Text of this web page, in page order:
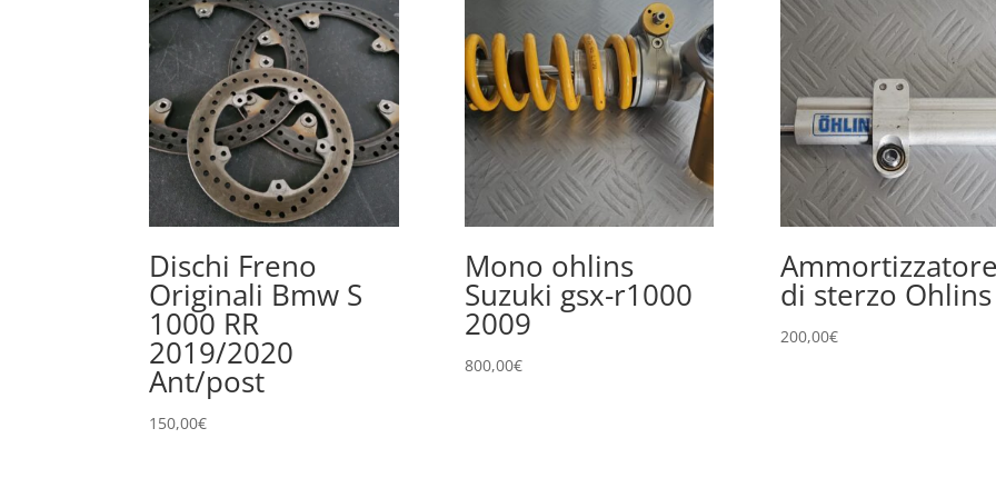
Dischi Freno
Originali Bmw S
1000 RR
2019/2020
Ant/post
150,00€
Mono ohlins
Suzuki gsx-r1000
2009
800,00€
di sterzo Ohlins
200,00€